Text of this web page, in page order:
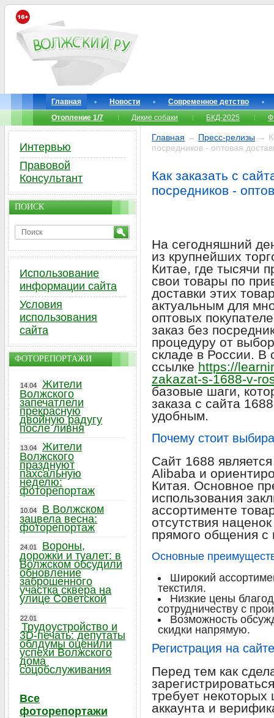
Главная Новости
Современное детство
Отопление 1/7
Дикие собаки БКД-2025
Главная → Пресс-релизы →
посредников - оптовая
Как заказать с
посредников -
На сегодняшний
из крупнейших
Китае, где тысячи
свои товары по
доставки этих
актуальным для
оптовых
заказ без
процедуру от
складе в России. В
ссылке https://
zakazat-s-1688-v-
базовые шаги,
заказа с сайта
удобным.
Почему стоит
Сайт 1688
Alibaba и
Китая. Основное
использования
ассортименте
отсутствия
прямого общения с
Основные
Широкий
текстиля.
Низкие цены
сотрудничеству с
Возможность
скидки напрямую.
Регистрация на
Перед тем как
требует
аккаунта и
Интервью
Правовой
Консультант
ПОИСК
Использование
информации сайта
Условия
использования
сайта
ФОТОРЕПОРТАЖИ
14.04
Жители
Волжского
запечатлели
прекрасную
двойную радугу
после ливня
13.04
Жители
Волжского
празднуют
пахсальную
неделю:
фоторепортаж
10.04
В Волжском
зацвела весна:
фоторепортаж
24.01
Вороны,
дорожки и туалет: в
Волжском обсудили
обновление
заброшенного
участка сквера на
улице Советской
22.01
Трудоустройство и
3D-печать: депутаты
облдумы оценили
успехи Волжского
дома
соцобслуживания
Все
фоторепортажи